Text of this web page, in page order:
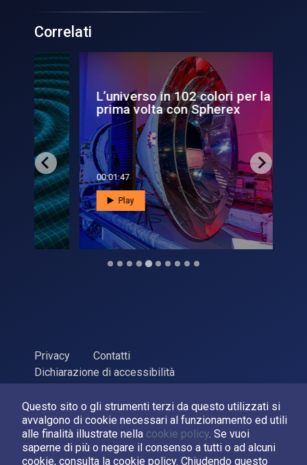
Questo sito o gli strumenti terzi da questo utilizzati si
avvalgono di cookie necessari al funzionamento ed utili
alle finalità illustrate nella cookie policy. Se vuoi
saperne di più o negare il consenso a tutti o ad alcuni
cookie, consulta la cookie policy. Chiudendo questo
Correlati
L’universo in 102 colori per la
prima volta con Spherex
00:01:47
Play
Privacy
Contatti
Dichiarazione di accessibilità
ASI Agenzia Spaziale Italiana, 2026. P.Iva 03638121008
Sviluppato daLPM
Seguici su: